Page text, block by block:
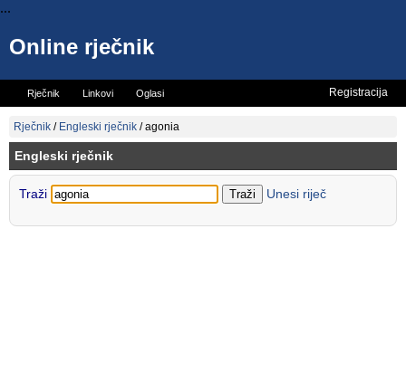
...
Online rječnik
Rječnik Linkovi Oglasi
Vicevi Mini rječnik
Registracija
Rječnik / Engleski rječnik /agonia
Engleski rječnik
Traži Unesi riječ